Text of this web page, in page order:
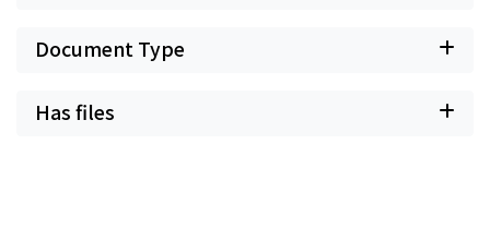
Document Type
Has files